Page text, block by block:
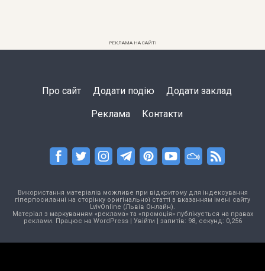
РЕКЛАМА НА САЙТІ
Про сайт Додати подію Додати заклад
Реклама Контакти
Використання матеріалів можливе при відкритому для індексування
гіперпосиланні на сторінку оригінальної статті з вказанням імені сайту
LvivOnline (Львів Онлайн).
Матеріал з маркуванням «реклама» та «промоція» публікується на правах
реклами. Працює на WordPress| Увійти | запитів: 98, секунд: 0,256